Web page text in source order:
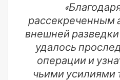
рассекреченным
внешней
удалось
операции и
чьими усилиями